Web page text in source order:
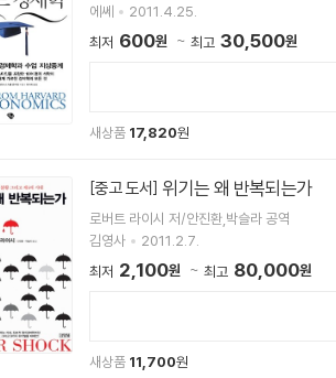
에쎄
2011.4.25.
최저 600원 최고 30,500원
새상품 17,820원
[중고 도서] 위기는 왜 반복되는가
로버트 라이시 저/안진환,박슬라 공역
김영사
2011.2.7.
최저 2,100원 최고 80,000원
새상품 11,700원